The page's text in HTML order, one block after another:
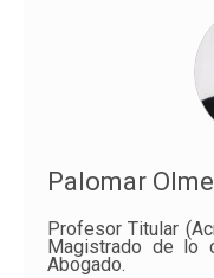
Palomar
Profesor Titular (
Magistrado de lo
Abogado.